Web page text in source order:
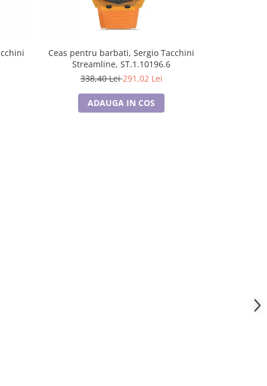
Ceas pentru barbati, Sergio Tacchini
Streamline, ST.1.10196.6
338,40 Lei291,02 Lei
ADAUGA IN COS